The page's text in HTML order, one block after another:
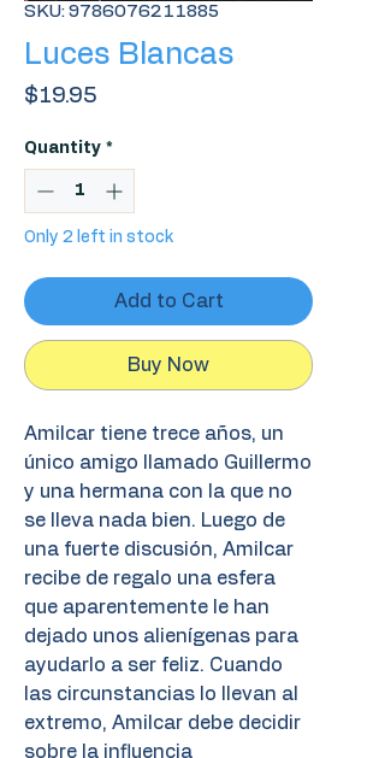
SKU: 9786076211885
Luces Blancas
$19.95
Quantity *
Only 2 left in stock
Add to Cart
Buy Now
Amilcar tiene trece años, un
único amigo llamado Guillermo
y una hermana con la que no
se lleva nada bien. Luego de
una fuerte discusión, Amilcar
recibe de regalo una esfera
que aparentemente le han
dejado unos alienígenas para
ayudarlo a ser feliz. Cuando
las circunstancias lo llevan al
extremo, Amilcar debe decidir
sobre la influencia